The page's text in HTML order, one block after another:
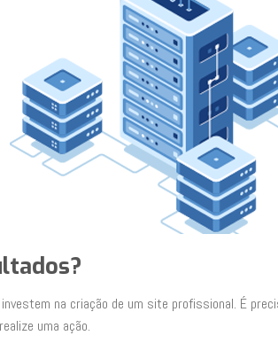
na criação de um site profissional. É
uma ação.